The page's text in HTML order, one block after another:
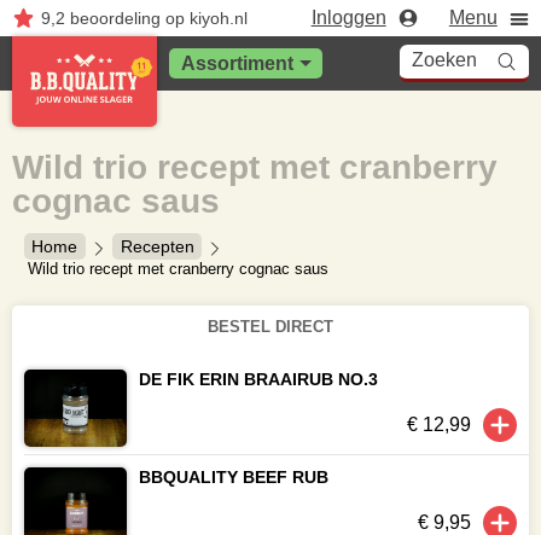
9,2 beoordelingop kiyoh.nl Inloggen Menu
Assortiment Zoeken
Home Recepten
Wild trio recept met cranberry cognac saus
Wild trio recept met cranberry
cognac saus
BESTEL DIRECT
DE FIK ERIN BRAAIRUB NO.3
€ 12,99
BBQUALITY BEEF RUB
€ 9,95